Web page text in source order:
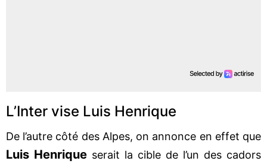
L’Inter vise Luis Henrique
De l’autre côté des Alpes, on annonce en effet que
Luis Henrique serait la cible de l’un des cadors